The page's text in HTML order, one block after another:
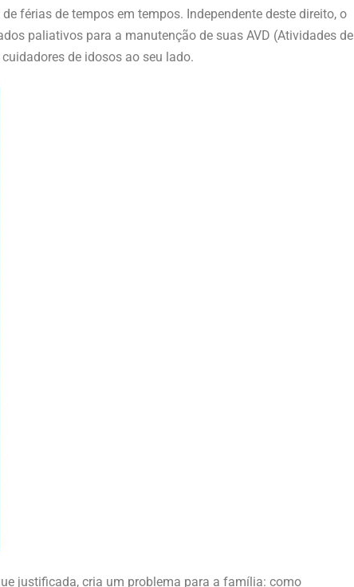
férias de tempos em tempos. Independente deste direito, o
paliativos para a manutenção de suas AVD (Atividades de
de idosos ao seu lado.
justificada, cria um problema para a família: como